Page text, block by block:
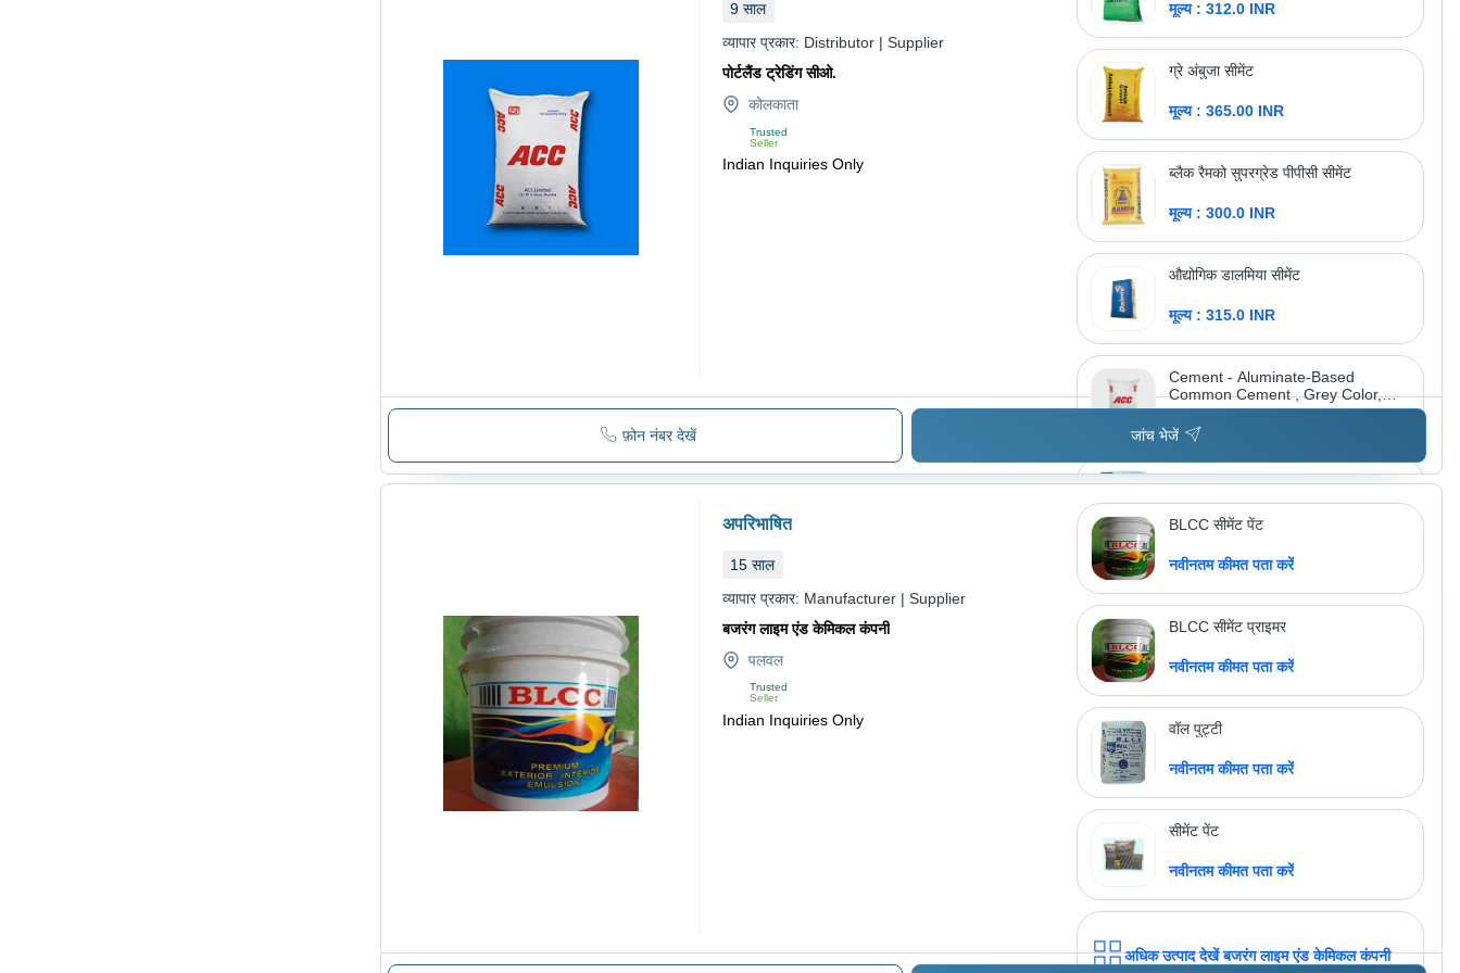
अधिक उत्पाद देखें मिलेनियम मुलती ट्रेड पवत. ल्टड.
9 साल
व्यापार प्रकार: Distributor | Supplier
पोर्टलैंड ट्रेडिंग सीओ.
कोलकाता
Trusted
Seller
Indian Inquiries Only
मूल्य : 312.0 INR
ग्रे अंबुजा सीमेंट
मूल्य : 365.00 INR
ब्लैक रैमको सुपरग्रेड पीपीसी सीमेंट
मूल्य : 300.0 INR
औद्योगिक डालमिया सीमेंट
मूल्य : 315.0 INR
Cement - Aluminate-Based
Common Cement , Grey Color,
Extra Rapid Hardening, Acid-Proof,
Anti-Algae, Refractory, Volume
Stability
Bangur Cement - Common
Strength Grade, Rapid Hardening,
Corrosion Resistance
मूल्य : 308.0 INR
अधिक उत्पाद देखें पोर्टलैंड ट्रेडिंग सीओ.
फ़ोन नंबर देखें जांच भेजें
अपरिभाषित
15 साल
व्यापार प्रकार: Manufacturer | Supplier
बजरंग लाइम एंड केमिकल कंपनी
पलवल
Trusted
Seller
Indian Inquiries Only
BLCC सीमेंट पेंट
नवीनतम कीमत पता करें
BLCC सीमेंट प्राइमर
नवीनतम कीमत पता करें
वॉल पुट्टी
नवीनतम कीमत पता करें
सीमेंट पेंट
नवीनतम कीमत पता करें
अधिक उत्पाद देखें बजरंग लाइम एंड केमिकल कंपनी